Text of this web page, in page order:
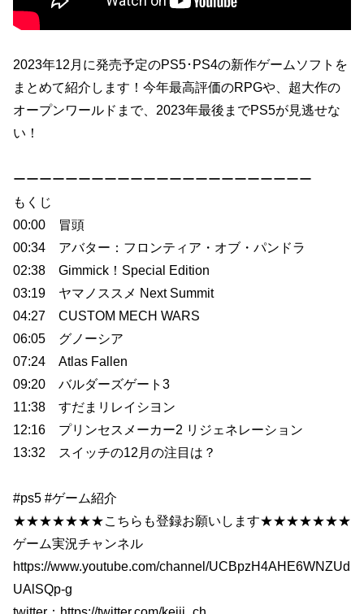
2023年12月に発売予定のPS5･PS4の新作ゲームソフトを
まとめて紹介します！今年最高評価のRPGや、超大作の
オープンワールドまで、2023年最後までPS5が見逃せな
い！
ーーーーーーーーーーーーーーーーーーーーーーー
もくじ
00:00 冒頭
00:34 アバター：フロンティア・オブ・パンドラ
02:38 Gimmick！Special Edition
03:19 ヤマノススメ Next Summit
04:27 CUSTOM MECH WARS
06:05 グノーシア
07:24 Atlas Fallen
09:20 バルダーズゲート3
11:38 すだまリレイシヨン
12:16 プリンセスメーカー2 リジェネレーション
13:32 スイッチの12月の注目は？
#ps5 #ゲーム紹介
★★★★★★★こちらも登録お願いします★★★★★★★
ゲーム実況チャンネル
https://www.youtube.com/channel/UCBpzH4AHE6WNZUd
UAlSQp-g